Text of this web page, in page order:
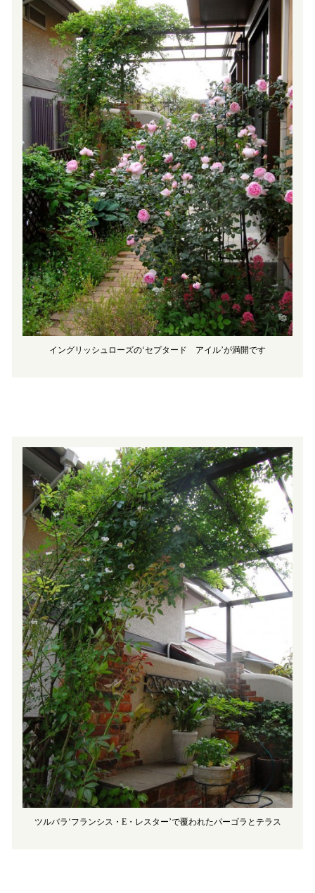
イングリッシュローズの‘セプタード アイル’が満開です
ツルバラ‘フランシス・E・レスター’で覆われたパーゴラとテラス